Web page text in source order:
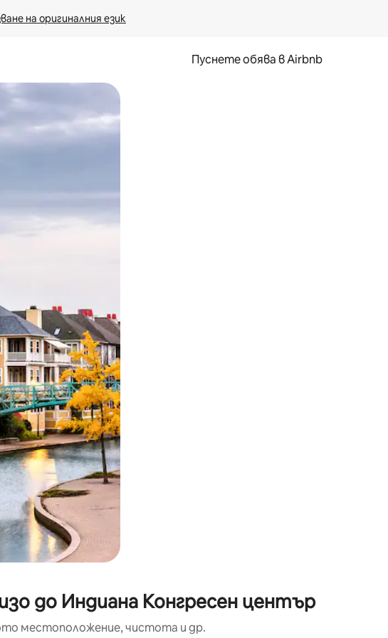
на оригиналния език
Пуснете обява в Airbnb
с докосване или плъзгане.
до Индиана Конгресен център
местоположение, чистота и др.